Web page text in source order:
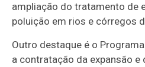
ampliação do tratamento de
poluição em rios e córregos
Outro destaque é o
a contratação da expansão